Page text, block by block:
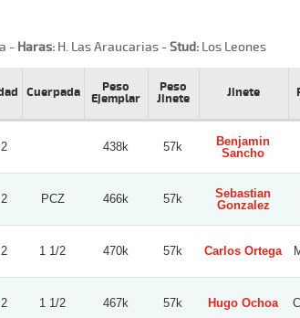
- Haras:H. Las Araucarias -Stud:Los Leones
Cuerpada
Peso
Ejemplar
Peso
Jinete
Jinete
2 438k 57k
Benjamin
Sancho
2 PCZ 466k 57k
Sebastian
Gonzalez
2 1 1/2 470k 57k Carlos Ortega
2 1 1/2 467k 57k Hugo Ochoa